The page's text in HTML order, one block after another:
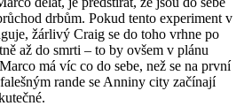
drbům. Pokud tento experiment v
žárlivý Craig se do toho vrhne po
až do smrti – to by ovšem v plánu
má víc co do sebe, než se na první
rande se Anniny city začínají